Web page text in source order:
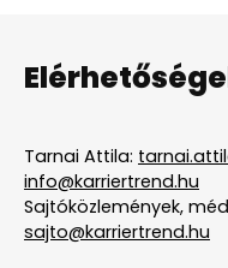
Tarnai Attila:
info@karriertrend.hu
Sajtóközlemények,
sajto@karriertrend.hu